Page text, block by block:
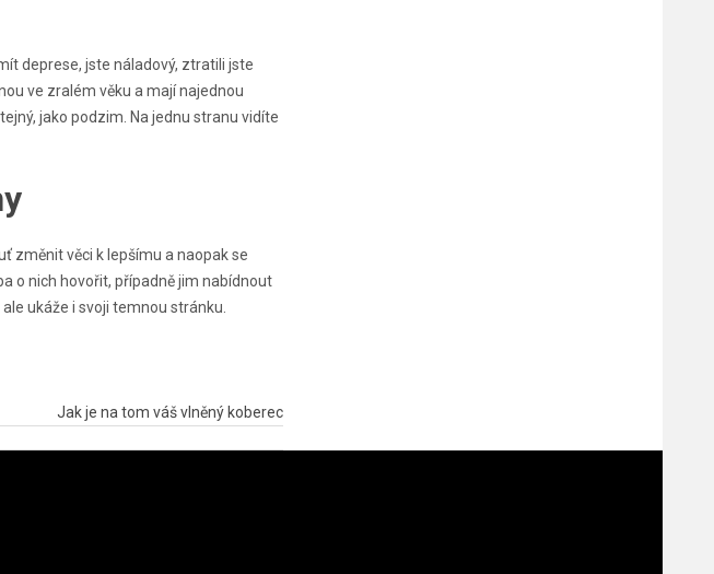
deprese, jste náladový, ztratili jste
ve zralém věku a mají najednou
jako podzim. Na jednu stranu vidíte
změnit věci k lepšímu a naopak se
o nich hovořit, případně jim nabídnout
ukáže i svoji temnou stránku.
Jak je na tom váš vlněný koberec